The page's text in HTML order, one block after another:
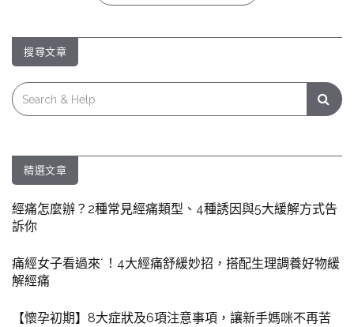
搜尋文章
Search
for:
精選文章
經痛怎麼辦？2種常見經痛類型、4種誘因與5大緩解方式告
訴你
痛經女子看過來˙！4大經痛舒緩妙招，搭配生理調養好物緩
解經痛
【懷孕初期】8大症狀及6項注意事項，讓新手媽咪不再苦